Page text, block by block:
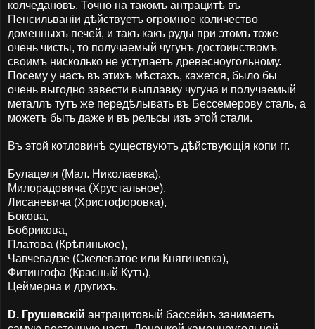
колчедановъ. Точно на такомъ антрацитѣ въ
Пенсильваніи дѣйствуетъ огромное количество
доменныхъ печей, и такъ какъ руды при этомъ тоже
очень чисты, то получаемый чугунъ достоинствомъ
своимъ нисколько не уступаетъ древесноугольному.
Посему у насъ въ этихъ мѣстахъ, кажется, было бы
очень выгодно завести выплавку чугуна и получаемый
металлъ тутъ же передѣлывать въ Бессемерову сталь, а
можетъ быть даже и въ рельсы изъ этой стали.
Въ этой котловинѣ существуютъ дѣйствующія копи гг.
Булацеля (Мал. Николаевка),
Милорадовича (Хрустальное),
Лисаневича (Христофоровка),
Бокова,
Бобрикова,
Платова (Крѣпинькое),
Чавчевадзе (Скелеватое или Княгиневка),
Фитингофа (Красный Кутъ),
Цеймерна и другихъ.
D. Грушевскій антрацитовый бассейнъ занимаетъ